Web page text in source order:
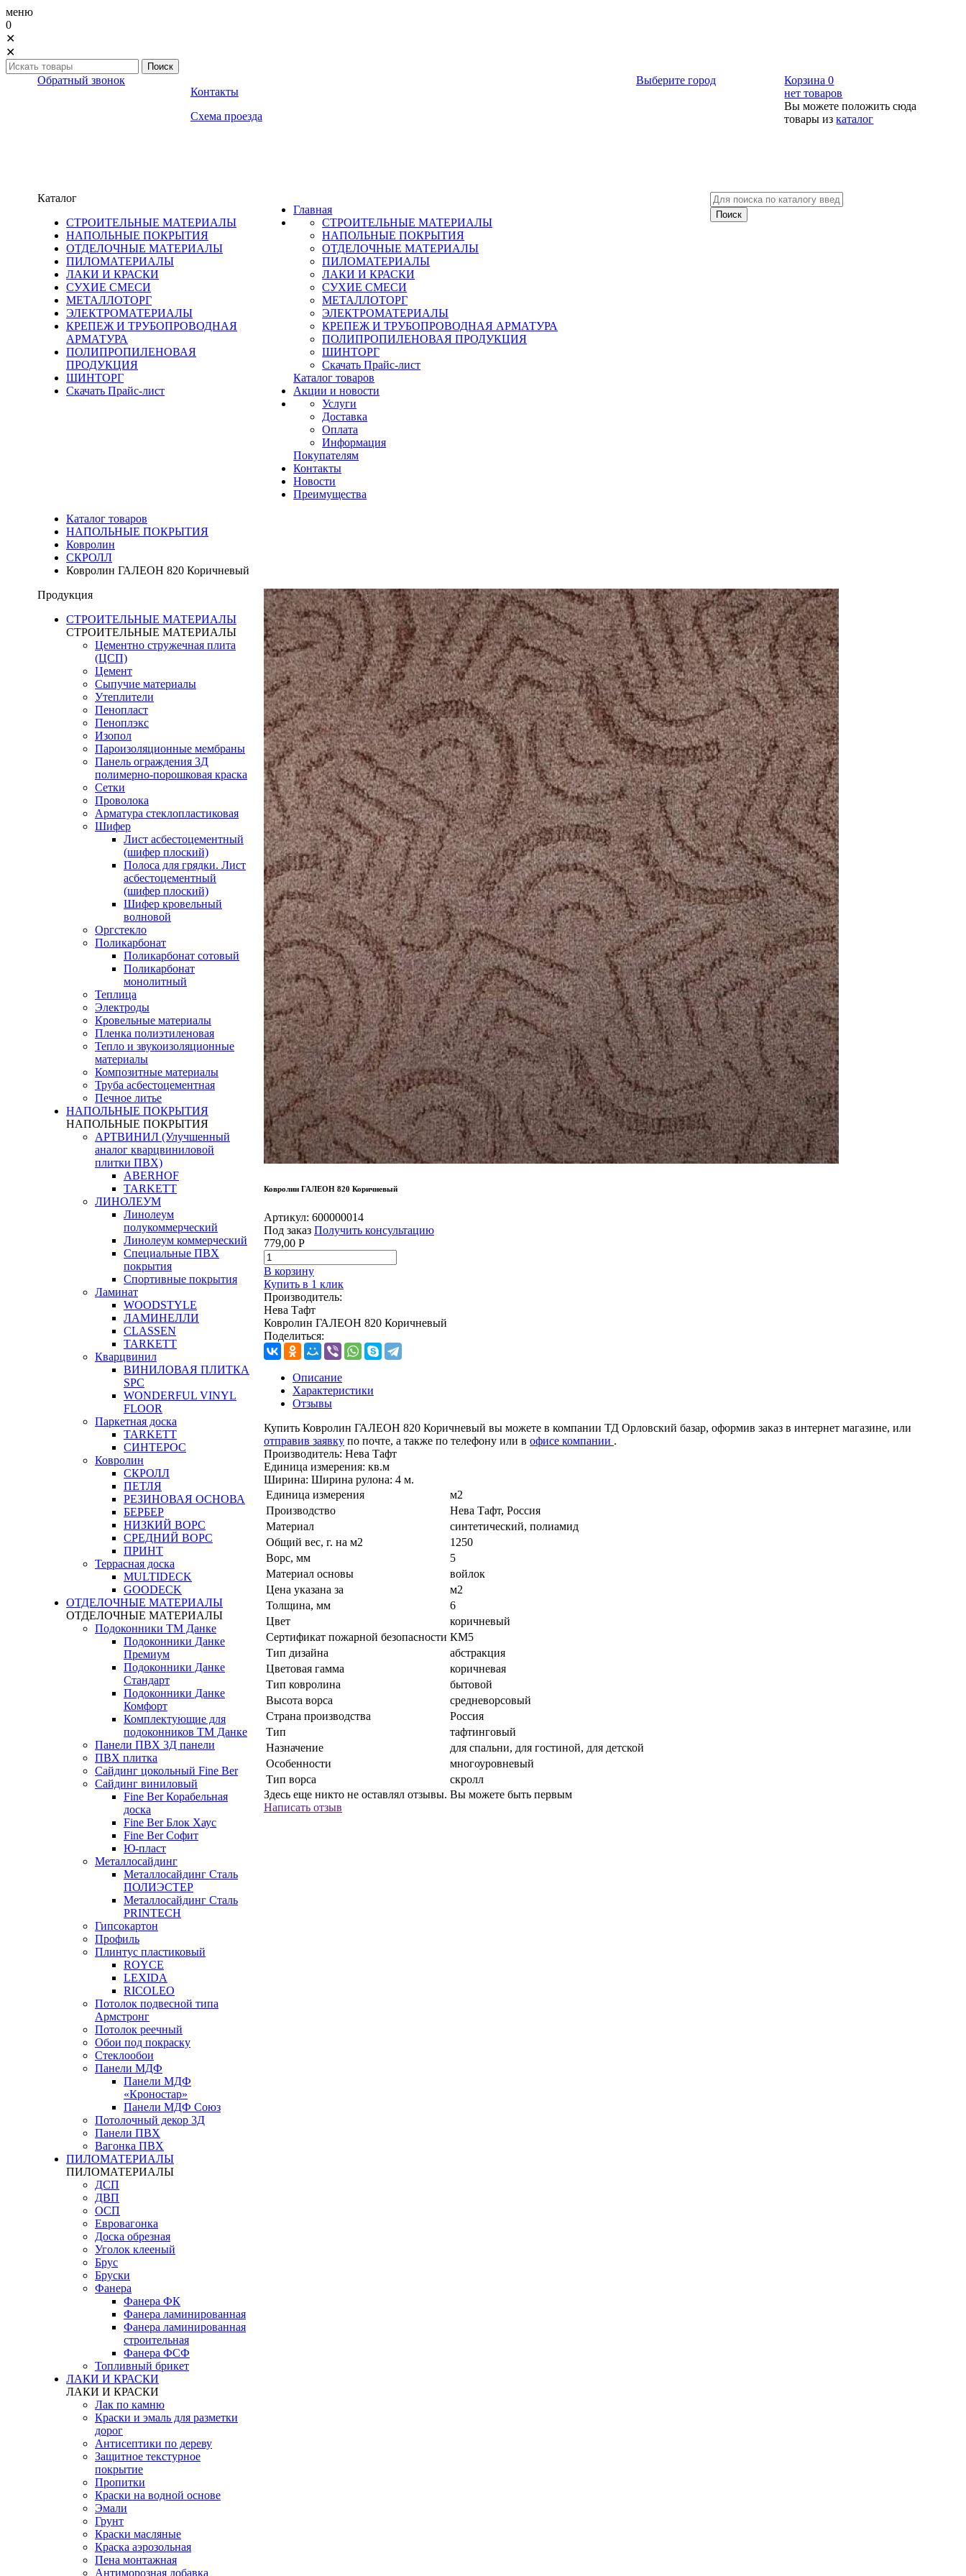
меню
0
✕
✕
Обратный звонок
Контакты
Схема проезда
Выберите город Корзина 0
нет товаров
Вы можете положить сюда
товары изкаталог
Каталог
СТРОИТЕЛЬНЫЕ МАТЕРИАЛЫ
НАПОЛЬНЫЕ ПОКРЫТИЯ
ОТДЕЛОЧНЫЕ МАТЕРИАЛЫ
ПИЛОМАТЕРИАЛЫ
ЛАКИ И КРАСКИ
СУХИЕ СМЕСИ
МЕТАЛЛОТОРГ
ЭЛЕКТРОМАТЕРИАЛЫ
КРЕПЕЖ И ТРУБОПРОВОДНАЯ
АРМАТУРА
ПОЛИПРОПИЛЕНОВАЯ
ПРОДУКЦИЯ
ШИНТОРГ
Скачать Прайс-лист
Главная
СТРОИТЕЛЬНЫЕ МАТЕРИАЛЫ
НАПОЛЬНЫЕ ПОКРЫТИЯ
ОТДЕЛОЧНЫЕ МАТЕРИАЛЫ
ПИЛОМАТЕРИАЛЫ
ЛАКИ И КРАСКИ
СУХИЕ СМЕСИ
МЕТАЛЛОТОРГ
ЭЛЕКТРОМАТЕРИАЛЫ
КРЕПЕЖ И ТРУБОПРОВОДНАЯ АРМАТУРА
ПОЛИПРОПИЛЕНОВАЯ ПРОДУКЦИЯ
ШИНТОРГ
Скачать Прайс-лист
Каталог товаров
Акции и новости
Услуги
Доставка
Оплата
Информация
Покупателям
Контакты
Новости
Преимущества
Каталог товаров
НАПОЛЬНЫЕ ПОКРЫТИЯ
Ковролин
СКРОЛЛ
Ковролин ГАЛЕОН 820 Коричневый
Продукция
СТРОИТЕЛЬНЫЕ МАТЕРИАЛЫ
СТРОИТЕЛЬНЫЕ МАТЕРИАЛЫ
Цементно стружечная плита
(ЦСП)
Цемент
Сыпучие материалы
Утеплители
Пенопласт
Пеноплэкс
Изопол
Пароизоляционные мембраны
Панель ограждения 3Д
полимерно-порошковая краска
Сетки
Проволока
Арматура стеклопластиковая
Шифер
Лист асбестоцементный
(шифер плоский)
Полоса для грядки. Лист
асбестоцементный
(шифер плоский)
Шифер кровельный
волновой
Оргстекло
Поликарбонат
Поликарбонат сотовый
Поликарбонат
монолитный
Теплица
Электроды
Кровельные материалы
Пленка полиэтиленовая
Тепло и звукоизоляционные
материалы
Композитные материалы
Труба асбестоцементная
Печное литье
НАПОЛЬНЫЕ ПОКРЫТИЯ
НАПОЛЬНЫЕ ПОКРЫТИЯ
АРТВИНИЛ (Улучшенный
аналог кварцвиниловой
плитки ПВХ)
ABERHOF
TARKETT
ЛИНОЛЕУМ
Линолеум
полукоммерческий
Линолеум коммерческий
Специальные ПВХ
покрытия
Спортивные покрытия
Ламинат
WOODSTYLE
ЛАМИНЕЛЛИ
CLASSEN
TARKETT
Кварцвинил
ВИНИЛОВАЯ ПЛИТКА
SPC
WONDERFUL VINYL
FLOOR
Паркетная доска
TARKETT
СИНТЕРОС
Ковролин
СКРОЛЛ
ПЕТЛЯ
РЕЗИНОВАЯ ОСНОВА
БЕРБЕР
НИЗКИЙ ВОРС
СРЕДНИЙ ВОРС
ПРИНТ
Террасная доска
MULTIDECK
GOODECK
ОТДЕЛОЧНЫЕ МАТЕРИАЛЫ
ОТДЕЛОЧНЫЕ МАТЕРИАЛЫ
Подоконники ТМ Данке
Подоконники Данке
Премиум
Подоконники Данке
Стандарт
Подоконники Данке
Комфорт
Комплектующие для
подоконников ТМ Данке
Панели ПВХ 3Д панели
ПВХ плитка
Сайдинг цокольный Fine Ber
Сайдинг виниловый
Fine Ber Корабельная
доска
Fine Ber Блок Хаус
Fine Ber Софит
Ю-пласт
Металлосайдинг
Металлосайдинг Сталь
ПОЛИЭСТЕР
Металлосайдинг Сталь
PRINTECH
Гипсокартон
Профиль
Плинтус пластиковый
ROYCE
LEXIDA
RICOLEO
Потолок подвесной типа
Армстронг
Потолок реечный
Обои под покраску
Стеклообои
Панели МДФ
Панели МДФ
«Кроностар»
Панели МДФ Союз
Потолочный декор 3Д
Панели ПВХ
Вагонка ПВХ
ПИЛОМАТЕРИАЛЫ
ПИЛОМАТЕРИАЛЫ
ДСП
ДВП
ОСП
Евровагонка
Доска обрезная
Уголок клееный
Брус
Бруски
Фанера
Фанера ФК
Фанера ламинированная
Фанера ламинированная
строительная
Фанера ФСФ
Топливный брикет
ЛАКИ И КРАСКИ
ЛАКИ И КРАСКИ
Лак по камню
Краски и эмаль для разметки
дорог
Антисептики по дереву
Защитное текстурное
покрытие
Пропитки
Краски на водной основе
Эмали
Грунт
Краски масляные
Краска аэрозольная
Пена монтажная
Антиморозная добавка
Ковролин ГАЛЕОН 820 Коричневый
Артикул: 600000014
Под заказ Получить консультацию
779,00 Р
В корзину
Купить в 1 клик
Производитель:
Нева Тафт
Ковролин ГАЛЕОН 820 Коричневый
Поделиться:
Описание
Характеристики
Отзывы
Купить Ковролин ГАЛЕОН 820 Коричневый вы можете в компании ТД Орловский базар, оформив заказ в интернет магазине, или
отправив заявку по почте, а также по телефону или в офисе компании .
Производитель: Нева Тафт
Единица измерения: кв.м
Ширина: Ширина рулона: 4 м.
Единица измерения
м2
Производство
Нева Тафт, Россия
Материал
синтетический, полиамид
Общий вес, г. на м2
1250
Ворс, мм
5
Материал основы
войлок
Цена указана за
м2
Толщина, мм
6
Цвет
коричневый
Сертификат пожарной безопасности КМ5
Тип дизайна
абстракция
Цветовая гамма
коричневая
Тип ковролина
бытовой
Высота ворса
средневорсовый
Страна производства
Россия
Тип
тафтинговый
Назначение
для спальни, для гостиной, для детской
Особенности
многоуровневый
Тип ворса
скролл
Здесь еще никто не оставлял отзывы. Вы можете быть первым
Написать отзыв